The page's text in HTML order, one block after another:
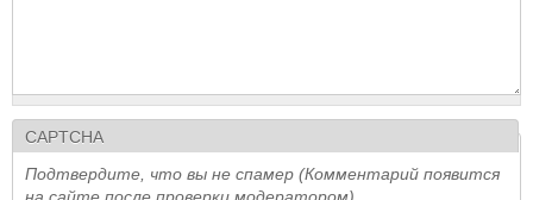
CAPTCHA
Подтвердите, что вы не спамер (Комментарий появится